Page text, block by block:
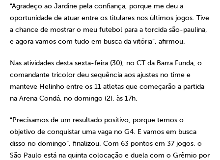
“Agradeço ao Jardine pela confiança, porque me deu a
oportunidade de atuar entre os titulares nos últimos jogos. Tive
a chance de mostrar o meu futebol para a torcida são-paulina,
e agora vamos com tudo em busca da vitória”, afirmou.
Nas atividades desta sexta-feira (30), no CT da Barra Funda, o
comandante tricolor deu sequência aos ajustes no time e
manteve Helinho entre os 11 atletas que começarão a partida
na Arena Condá, no domingo (2), às 17h.
“Precisamos de um resultado positivo, porque temos o
objetivo de conquistar uma vaga no G4. E vamos em busca
disso no domingo”, finalizou. Com 63 pontos em 37 jogos, o
São Paulo está na quinta colocação e duela com o Grêmio por